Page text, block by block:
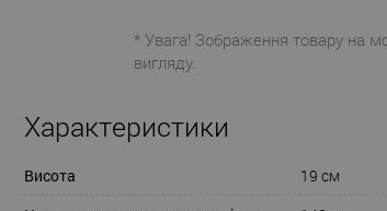
* Увага! Зображення товару на
вигляду.
Характеристики
Висота
19 см